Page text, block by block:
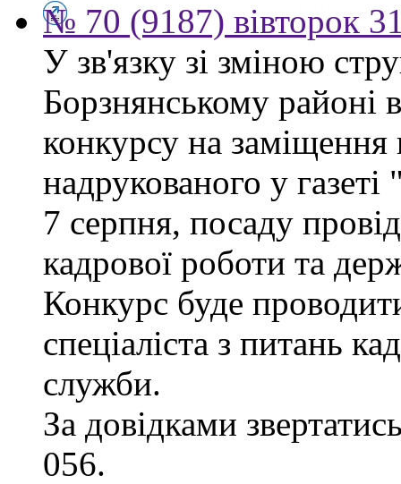
№ 70 (9187) вівторок
У зв'язку зі зміною
Борзнянському районі
конкурсу на заміщення
надрукованого у
7 серпня, посаду
кадрової роботи та
Конкурс буде
спеціаліста з питань
служби.
За довідками
056.